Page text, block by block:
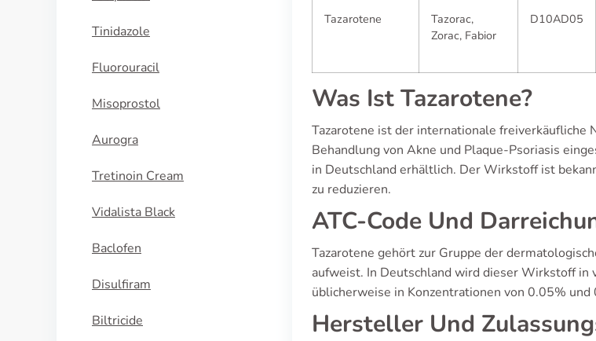
Tinidazole
Fluorouracil
Misoprostol
Aurogra
Tretinoin Cream
Vidalista Black
Baclofen
Disulfiram
Biltricide
Tazarotene
Tazorac,
Zorac, Fabior
D10AD05
Was Ist Tazarotene?
Tazarotene ist der internationale freiverkäufliche
Behandlung von Akne und Plaque-Psoriasis
in Deutschland erhältlich. Der Wirkstoff ist
zu reduzieren.
ATC-Code Und
Tazarotene gehört zur Gruppe der
aufweist. In Deutschland wird dieser Wirkstoff in
üblicherweise in Konzentrationen von 0.05% und
Hersteller Und